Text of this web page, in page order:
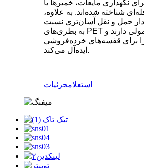
نگهداری مایعات، خمیرها یا
شناخته شده‌اند. به علاوه،
حمل و نقل آسان‌تری نسبت
به بطری‌های PET یا شیشه‌ای معمولی دارند و
را برای قفسه‌های خرده‌فروشی
ایده‌آل می‌کند.
استعلامجزئیات